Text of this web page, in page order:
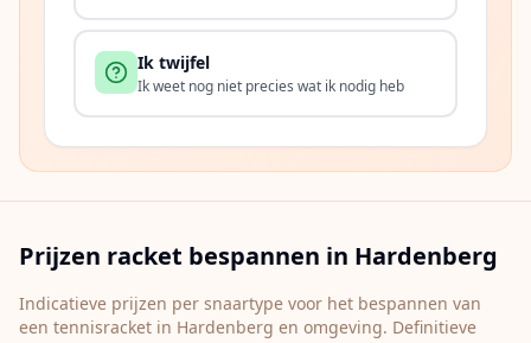
Ik twijfel
Ik weet nog niet precies wat ik nodig heb
Prijzen racket bespannen in Hardenberg
Indicatieve prijzen per snaartype voor het bespannen van
een tennisracket in Hardenberg en omgeving. Definitieve